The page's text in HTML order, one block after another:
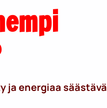
ja energiaa säästävä